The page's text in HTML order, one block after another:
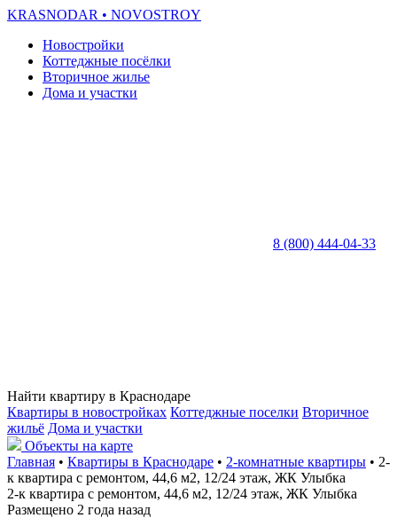
KRASNODAR • NOVOSTROY
Новостройки
Коттеджные посёлки
Вторичное жилье
Дома и участки
8 (800) 444-04-33
Найти квартиру в Краснодаре
Квартиры в новостройках Коттеджные поселки Вторичное
жильё Дома и участки
Объекты на карте
Главная • Квартиры в Краснодаре • 2-комнатные квартиры • 2-
к квартира с ремонтом, 44,6 м2, 12/24 этаж, ЖК Улыбка
2-к квартира с ремонтом, 44,6 м2, 12/24 этаж, ЖК Улыбка
Размещено 2 года назад